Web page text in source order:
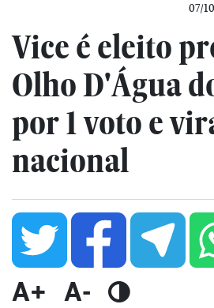
07/
Vice é eleito
Olho D'Água
por 1 voto e
nacional
A+ A-